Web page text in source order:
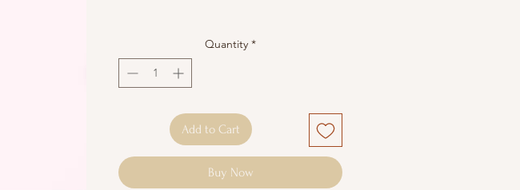
Neatly packaged in a 100% cotton
Alhena pouch.
Jewelry maintenance: Avoid contact
with water and perfume.
Quantity *
Add to Cart
Buy Now